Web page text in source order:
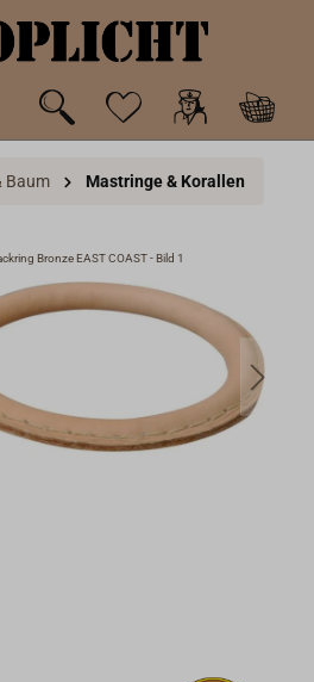
Baum Mastringe & Korallen
Bronze EAST COAST - Bild 1